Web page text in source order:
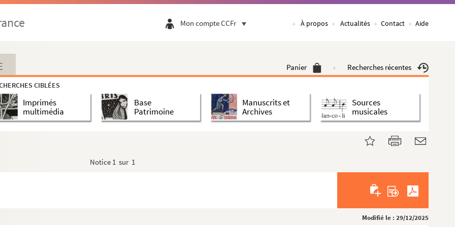
Mon compte CCFr À propos Actualités Contact Aide
Panier Recherches récentes
CIBLÉES
Imprimés
multimédia
Base
Patrimoine
Manuscrits et
Archives
Sources
musicales
Notice 1 sur 1
Modifié le : 29/12/2025